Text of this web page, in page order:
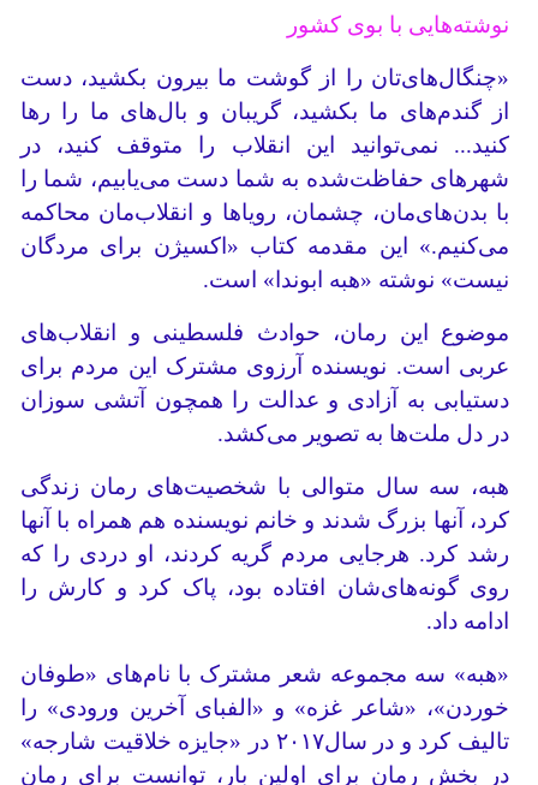
نوشته‌هایی با بوی کشور
«چنگال‌های‌تان را از گوشت ما بیرون بکشید، دست
از گندم‌های ما بکشید، گریبان و بال‌های‌ ما را رها
کنید... نمی‌توانید این انقلاب را متوقف کنید، در
شهرهای حفاظت‌شده‌ به شما دست می‌یابیم، شما را
با بدن‌های‌مان، چشمان، رویاها و انقلاب‌مان محاکمه
می‌کنیم.» این مقدمه کتاب «اکسیژن برای مردگان
نیست» نوشته «هبه ابوندا» است.
موضوع این رمان، حوادث فلسطینی و انقلاب‌های
عربی است. نویسنده آرزوی مشترک این مردم برای
دستیابی به آزادی و عدالت را همچون آتشی سوزان
در دل ملت‌ها به تصویر می‌کشد.
هبه، سه سال متوالی با شخصیت‌های رمان زندگی
کرد، آنها بزرگ شدند و خانم نویسنده هم همراه با آنها
رشد کرد. هرجایی مردم گریه کردند، او دردی را که
روی گونه‌های‌شان افتاده بود، پاک کرد و کارش را
ادامه داد.
«هبه» سه مجموعه شعر مشترک با نام‌های «طوفان
خوردن»، «شاعر غزه» و «الفبای آخرین ورودی» را
تالیف کرد و در سال۲۰۱۷ در «جایزه خلاقیت شارجه»
در بخش رمان برای اولین بار، توانست برای رمان